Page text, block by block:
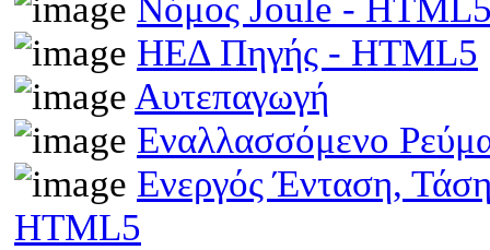
Νόμος Joule -
ΗΕΔ Πηγής - HTML5
Αυτεπαγωγή
Εναλλασσόμενο
Ενεργός Ένταση,
HTML5